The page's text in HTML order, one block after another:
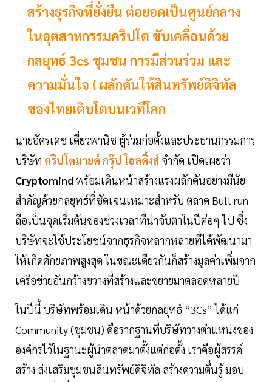
สร้างธุรกิจที่ยั่งยืน ต่อยอดเป็นศูนย์กลาง
ในอุตสาหกรรมคริปโต ขับเคลื่อนด้วย
กลยุทธ์ 3cs ชุมชน การมีส่วนร่วม และ
ความมั่นใจ ( ผลักดันให้สินทรัพย์ดิจิทัล
ของไทยเติบโตบนเวทีโลก
นายอัครเดช เดี่ยวพานิช ผู้ร่วมก่อตั้งและประธานกรรมการ
บริษัท คริปโตมายด์ กรุ๊ป โฮลดิ้งส์ จำกัด เปิดเผยว่า
Cryptomind พร้อมเดินหน้าสร้างแรงผลักดันอย่างมีนัย
สำคัญด้วยกลยุทธ์ที่ชัดเจนเหมาะสำหรับ ตลาด Bull run
ถือเป็นจุดเริ่มต้นของช่วงเวลาที่น่าจับตาในปีต่อๆ ไป ซึ่ง
บริษัทจะใช้ประโยชน์จากธุรกิจหลากหลายที่ได้พัฒนามา
ให้เกิดศักยภาพสูงสุด ในขณะเดียวกันก็สร้างมูลค่าเพิ่มจาก
เครือข่ายอันกว้างขวางที่สร้างและขยายมาตลอดหลายปี
ในปีนี้ บริษัทพร้อมเดิน หน้าด้วยกลยุทธ์ “3Cs” ได้แก่
Community (ชุมชน) คือรากฐานที่บริษัทวางตำแหน่งของ
องค์กรไว้ในฐานะผู้นำตลาดมาตั้งแต่ก่อตั้ง เราคือผู้สรรค์
สร้าง ส่งเสริมชุมชนสินทรัพย์ดิจิทัล สร้างความตื่นรู้ มอบ